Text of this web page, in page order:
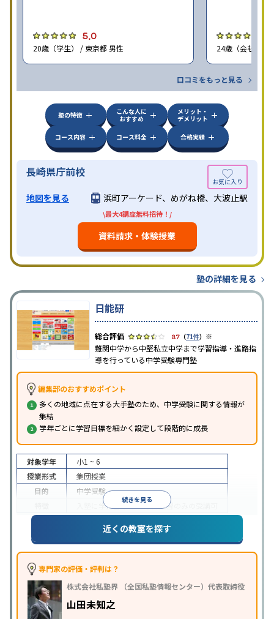
5.0
20歳（学生） / 東京都 男性 24歳（会社員<
口コミをもっと見る
塾の特徴
こんな人に
おすすめ
メリット・
デメリット
コース内容
コース料金 合格実績
長崎県庁前校
地図を見る 浜町アーケード、めがね橋、大波止駅
\最大4講座無料招待！/
資料請求・体験授業
塾の詳細を見る
日能研
3.7 （71件） ※
難関中学から中堅私立中学まで学習指導・進路指
導を行っている中学受験専門塾
編集部のおすすめポイント
多くの地域に点在する大手塾のため、中学受験に関する情報が
集結
学年ごとに学習目標を細かく設定して段階的に成長
続きを見る
対象学年
小1 ~ 6
授業形式
集団授業
目的
中学受験
入塾に学力基準あり季節講習のみの受講可
※2023年10月調査。
を参照
近くの教室を探す
専門家の評価・評判は？
株式会社私塾界 （全国私塾情報センター）代表取締役
山田未知之